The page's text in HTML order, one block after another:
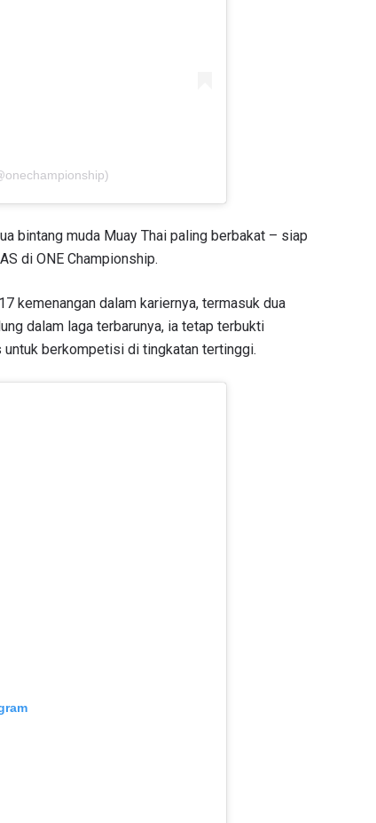
bintang muda Muay Thai paling berbakat – siap
di ONE Championship.
kemenangan dalam kariernya, termasuk dua
dalam laga terbarunya, ia tetap terbukti
berkompetisi di tingkatan tertinggi.
TERBARU
kemana pun anda pergi! Daftar sekarang untuk
tawaran spesial, dan akses awal untuk kursi terbaik di